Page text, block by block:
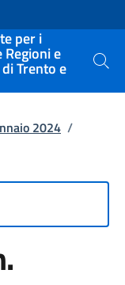
per i
e
Trento e Cerca
2024 /